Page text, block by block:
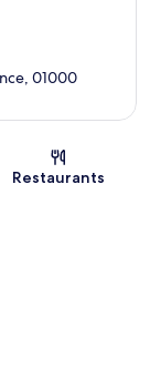
01000
Restaurants